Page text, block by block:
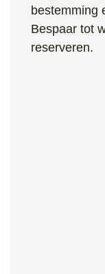
bestemming
Bespaar tot
reserveren.